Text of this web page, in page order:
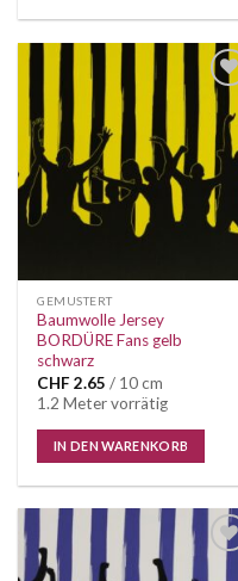
Auf die
Wunschliste
GEMUSTERT
Baumwolle Jersey
BORDÜRE Fans gelb
schwarz
CHF 2.65 / 10 cm
1.2 Meter vorrätig
IN DEN WARENKORB
Auf die